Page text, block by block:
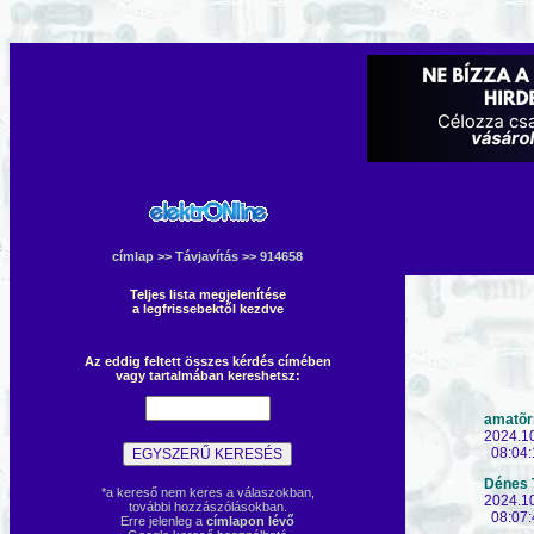
címlap >> Távjavítás >> 914658
Teljes lista megjelenítése
a legfrissebektől kezdve
Az eddig feltett összes kérdés címében
vagy tartalmában kereshetsz:
*a kereső nem keres a válaszokban,
további hozzászólásokban.
Erre jelenleg a címlapon lévő
Dénes